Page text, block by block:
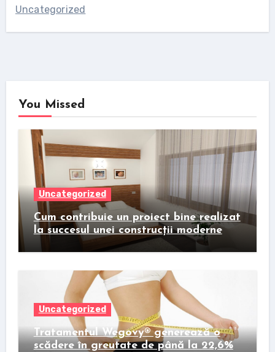
Uncategorized
You Missed
Uncategorized
Cum contribuie un proiect bine realizat
la succesul unei construcții moderne
Uncategorized
Tratamentul Wegovy® generează o
scădere în greutate de până la 22,6%